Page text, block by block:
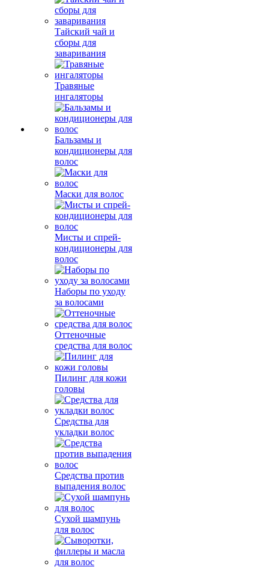
Тайский чай и
сборы для
заваривания
Травяные
ингаляторы
Бальзамы и
кондиционеры для
волос
Маски для волос
Мисты и спрей-
кондиционеры для
волос
Наборы по уходу
за волосами
Оттеночные
средства для волос
Пилинг для кожи
головы
Средства для
укладки волос
Средства против
выпадения волос
Сухой шампунь
для волос